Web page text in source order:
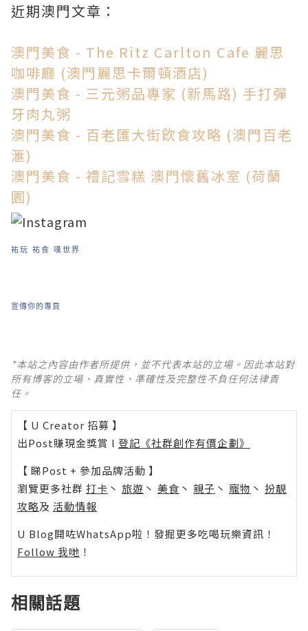
近期澳門文章：
澳門美食 - The Ritz Carlton Cafe 麗思
咖啡廳 (澳門麗思卡爾頓酒店)
澳門美食 - 三元粥品專家 (新馬路) 手打彈
牙肉丸粥
澳門美食 - 百老匯大街飮食攻略 (澳門百老
滙)
澳門美食 - 禮記雪糕 澳門懷舊冰室 (荷蘭
園)
祐玩 祐食 嘆世界
宣傳你的專頁
*本站之內容由作者所提供，並不代表本站的立場。因此本站對
所有博客的立場、真實性、準確性及完整性不負任何法律責
任。
【 U Creator 招募 】
出Post賺現金獎賞 l 登記《社群創作有價企劃》
【 睇Post + 參加品牌活動 】
瀏覽更多社群 打卡 丶 旅遊 丶 美食 丶 親子 丶 寵物 丶 扮靚
攻略及 活動情報
U Blog開咗WhatsApp啦！發掘更多吃喝玩樂資訊！
Follow 我哋 ！
相關話題